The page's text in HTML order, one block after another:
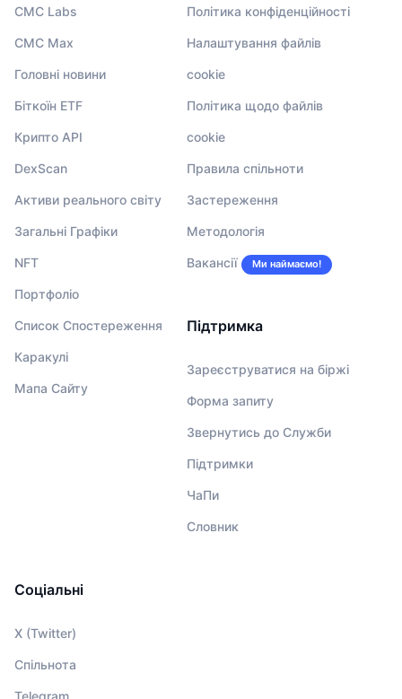
CMC Labs
CMC Max
Головні новини
Біткоїн ETF
Крипто API
DexScan
Активи реального світу
Загальні Графіки
NFT
Портфоліо
Список Спостереження
Каракулі
Мапа Сайту
Політика конфіденційності
Налаштування файлів
cookie
Політика щодо файлів
cookie
Правила спільноти
Застереження
Методологія
Вакансії Ми наймаємо!
Підтримка
Зареєструватися на біржі
Форма запиту
Звернутись до Служби
Підтримки
ЧаПи
Словник
Соціальні
X (Twitter)
Спільнота